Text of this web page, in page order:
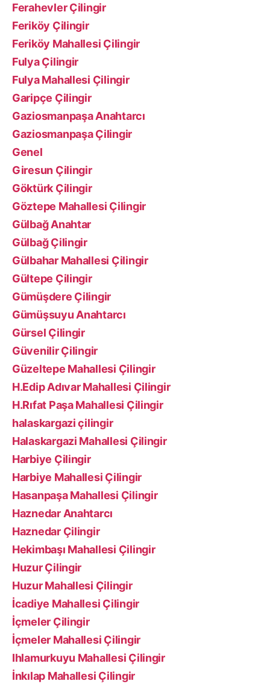
Ferahevler Çilingir
Feriköy Çilingir
Feriköy Mahallesi Çilingir
Fulya Çilingir
Fulya Mahallesi Çilingir
Garipçe Çilingir
Gaziosmanpaşa Anahtarcı
Gaziosmanpaşa Çilingir
Genel
Giresun Çilingir
Göktürk Çilingir
Göztepe Mahallesi Çilingir
Gülbağ Anahtar
Gülbağ Çilingir
Gülbahar Mahallesi Çilingir
Gültepe Çilingir
Gümüşdere Çilingir
Gümüşsuyu Anahtarcı
Gürsel Çilingir
Güvenilir Çilingir
Güzeltepe Mahallesi Çilingir
H.Edip Adıvar Mahallesi Çilingir
H.Rıfat Paşa Mahallesi Çilingir
halaskargazi çilingir
Halaskargazi Mahallesi Çilingir
Harbiye Çilingir
Harbiye Mahallesi Çilingir
Hasanpaşa Mahallesi Çilingir
Haznedar Anahtarcı
Haznedar Çilingir
Hekimbaşı Mahallesi Çilingir
Huzur Çilingir
Huzur Mahallesi Çilingir
İcadiye Mahallesi Çilingir
İçmeler Çilingir
İçmeler Mahallesi Çilingir
Ihlamurkuyu Mahallesi Çilingir
İnkılap Mahallesi Çilingir